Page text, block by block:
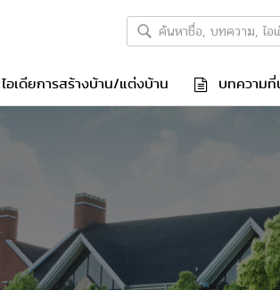
ไอเดียการสร้างบ้าน/แต่งบ้าน บทความที่